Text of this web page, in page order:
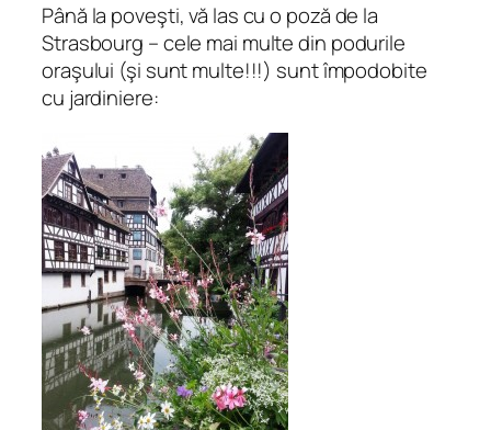
Până la poveşti, vă las cu o poză de la
Strasbourg – cele mai multe din podurile
oraşului (şi sunt multe!!!) sunt împodobite
cu jardiniere: